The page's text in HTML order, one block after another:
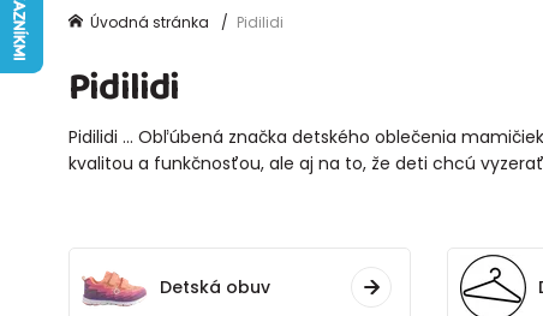
Úvodná stránka Pidilidi
Pidilidi
Pidilidi ... Obľúbená značka detského oblečenia
kvalitou a funkčnosťou, ale aj na to, že deti chcú
Detská obuv